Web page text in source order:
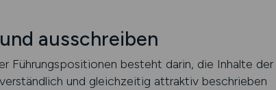
ausschreiben
Führungspositionen besteht darin, die Inhalte der
und gleichzeitig attraktiv beschrieben